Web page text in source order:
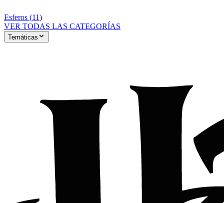
Esferos (11)
VER TODAS LAS CATEGORÍAS
Temáticas